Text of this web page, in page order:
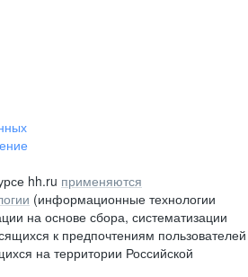
hh.ru применяются
(информационные технологии
на основе сбора, систематизации
к предпочтениям пользователей
на территории Российской